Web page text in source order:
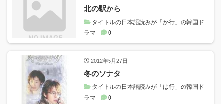
北の駅から
タイトルの日本語読みが「か行」の韓国ド
ラマ
0
2012年5月27日
冬のソナタ
タイトルの日本語読みが「は行」の韓国ド
ラマ
0